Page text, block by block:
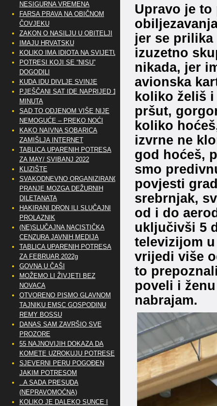
Upravo je
jer se prilika
izuzetno
nikada, jer
avionska
koliko želiš i
pršut,
koliko
izvrne ne
god hoćeš,
smo
povjesti
srebrnjak,
od i do
uključivši 5
televizijom
vrijedi više
to
poveli i
nabrajam.
NESIGURNA VREMENA
FARSA PRAVA NA OBIČNOM
ČOVJEKU
ZAKON O NASILJU U OBITELJI
IMAJU HRVATSKU
KOLIKO IMA IDIOTA NA SVIJETU?
POTRESI KOJI SE “NISU”
DOGODILI
KUDA IDU DIVLJE SVINJE
PJEŠČANI SAT IDE NAPRIJED 10
MINUTA
SAD TO ODJENOM VIŠE NIJE
NEMOGUĆE – PREKO NOĆI
KAKO NAIVNA SOBARICA
ZAMIŠLJA INTERNET
TABLICA UPARENIH POTRESA
ZA MAY/ SVIBANJ 2022
KLIZIŠTE
SVAKODNEVNO ORGANIZIRANO
PRANJE MOZGA DEŽURNIH
DILETANATA
HAKIRANI DRON ILI SLUČAJNI
PROLAZNIK
(NE)SLUČAJNA NACISTIČKA
CENZURA JAVNIH MEDIJA
TABLICA UPARENIH POTRESA
ZA FEBRUAR 2022g
GOVNA U ČAŠI
MOŽEMO LI ŽIVJETI BEZ
NOVACA
OTVORENO PISMO GLAVNOM
TAJNIKU EMSC GOSPODINU
REMY BOSSU
DANAS SAM ZAVRŠIO SVE
PROZORE
55 NAJNOVIJIH DOKAZA DA
KOMETE UZROKUJU POTRESE
SJEVERNI PERU POGOĐEN
JAKIM POTRESOM
..A SADA PRESUDA
(NEPRAVOMOĆNA)
KOLIKO JE DALEKO SUNCE I